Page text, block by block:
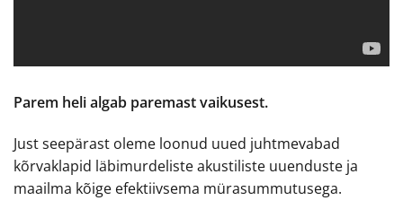
Parem heli algab paremast vaikusest.
Just seepärast oleme loonud uued juhtmevabad
kõrvaklapid läbimurdeliste akustiliste uuenduste ja
maailma kõige efektiivsema mürasummutusega.